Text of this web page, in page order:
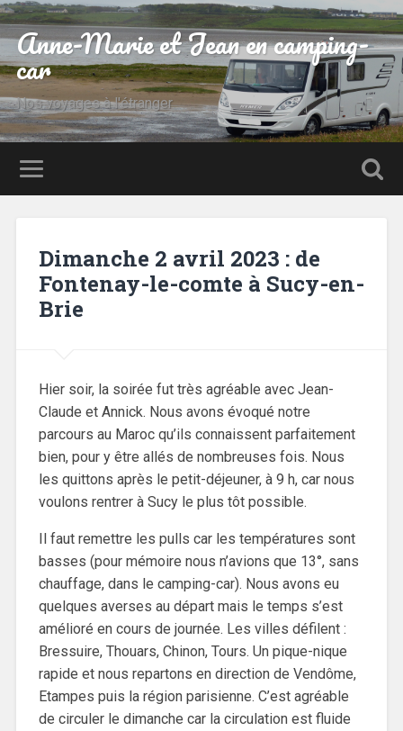
Anne-Marie et Jean en camping-
car
Nos voyages à l'étranger
Dimanche 2 avril 2023 : de
Fontenay-le-comte à Sucy-en-
Brie
Hier soir, la soirée fut très agréable avec Jean-
Claude et Annick. Nous avons évoqué notre
parcours au Maroc qu’ils connaissent parfaitement
bien, pour y être allés de nombreuses fois. Nous
les quittons après le petit-déjeuner, à 9 h, car nous
voulons rentrer à Sucy le plus tôt possible.
Il faut remettre les pulls car les températures sont
basses (pour mémoire nous n’avions que 13°, sans
chauffage, dans le camping-car). Nous avons eu
quelques averses au départ mais le temps s’est
amélioré en cours de journée. Les villes défilent :
Bressuire, Thouars, Chinon, Tours. Un pique-nique
rapide et nous repartons en direction de Vendôme,
Etampes puis la région parisienne. C’est agréable
de circuler le dimanche car la circulation est fluide